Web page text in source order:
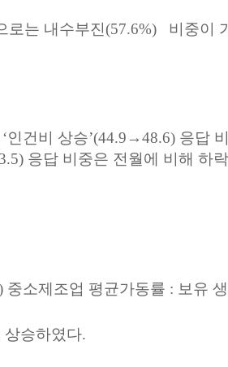
로는 내수부진(57.6%) 비중이
인건비 상승’(44.9→48.6) 응답
응답 비중은 전월에 비해 하
중소제조업 평균가동률 : 보유
상승하였다.